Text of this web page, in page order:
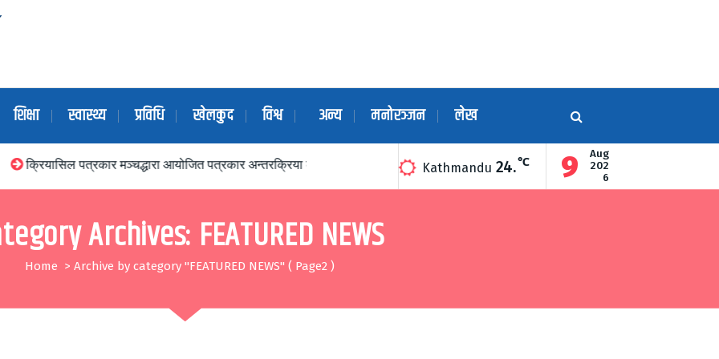
शिक्षा स्वास्थ्य प्रविधि खेलकुद विश्व अन्य मनोरञ्जन लेख
मञ्चद्धारा आयोजित पत्रकार अन्तरक्रिया कार्यक्रम मध्यपुरथिमिका नगर प्रमुखद्धारा उद्घाटन गुण्डुको अन्नन्त कुण्डमा हरेक महिनाको अन्तिम सोमबार
Kathmandu 24.℃ 9
Aug
202
6
Archives: FEATURED NEWS
Home > Archive by category "FEATURED NEWS" ( Page2 )